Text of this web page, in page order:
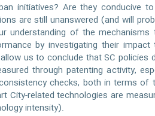
initiatives? Are they conducive to
are still unanswered (and will
understanding of the mechanisms
by investigating their impact
us to conclude that SC policies
through patenting activity,
checks, both in terms of
City-related technologies are
intensity).